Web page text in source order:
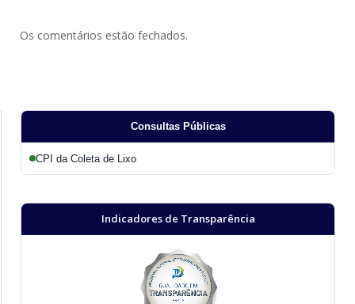
Os comentários estão fechados.
Consultas Públicas
CPI da Coleta de Lixo
Indicadores de Transparência